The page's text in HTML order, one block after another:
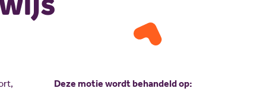
Vacatures
Nieuw politiek talent
Deze motie wordt behandeld op: